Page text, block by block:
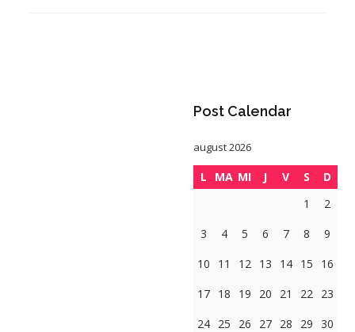
Post Calendar
august 2026
L MA MI J V S
D
1
2
3
4 5 6 7 8
9
10
11 12 13 14 15
16
17
18 19 20 21 22
23
24
25 26 27 28 29
30